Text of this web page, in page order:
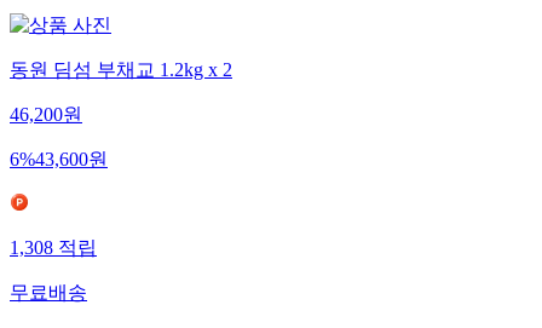
동원 딤섬 부채교 1.2kg x 2
46,200원
6%43,600원
1,308적립
무료배송